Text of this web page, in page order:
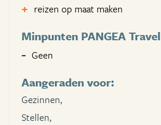
reizen op maat maken
Minpunten PANGEA Travel
Geen
Aangeraden voor:
Gezinnen,
Stellen,